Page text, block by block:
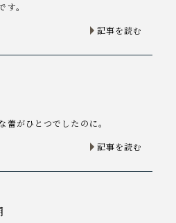
。
記事を読む
蕾がひとつでしたのに。
記事を読む